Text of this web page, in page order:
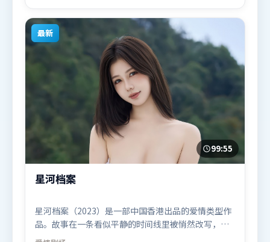
题材的观众观看。
最新
99:55
星河档案
星河档案（2023）是一部中国香港出品的爱情类型作
品。故事在一条看似平静的时间线里被悄然改写，人
物被迫直面过去与现在的撕裂。摄影与美术共同营造